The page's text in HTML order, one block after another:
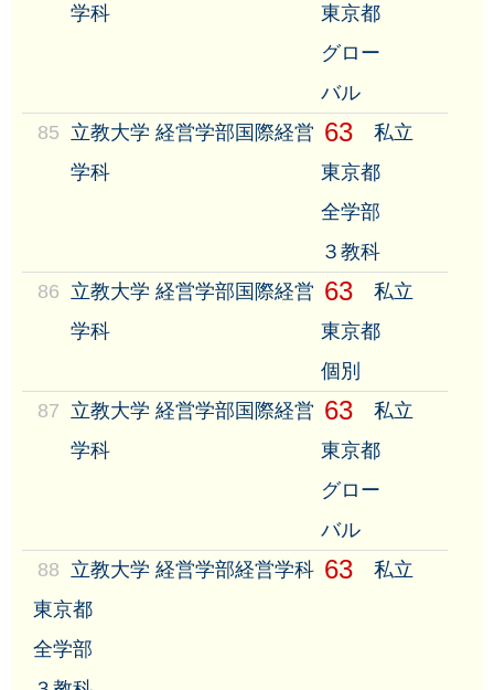
学科
東京都
グロー
バル
85 立教大学 経営学部国際経営
学科
63
私立
東京都
全学部
３教科
86 立教大学 経営学部国際経営
学科
63
私立
東京都
個別
87 立教大学 経営学部国際経営
学科
63
私立
東京都
グロー
バル
88 立教大学 経営学部経営学科 63
私立
東京都
全学部